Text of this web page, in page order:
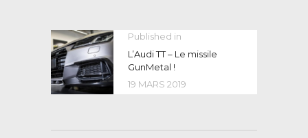
NAVIGATION
DE
L’ARTICLE
Published in
post:
L’Audi TT – Le missile
GunMetal !
19 MARS 2019